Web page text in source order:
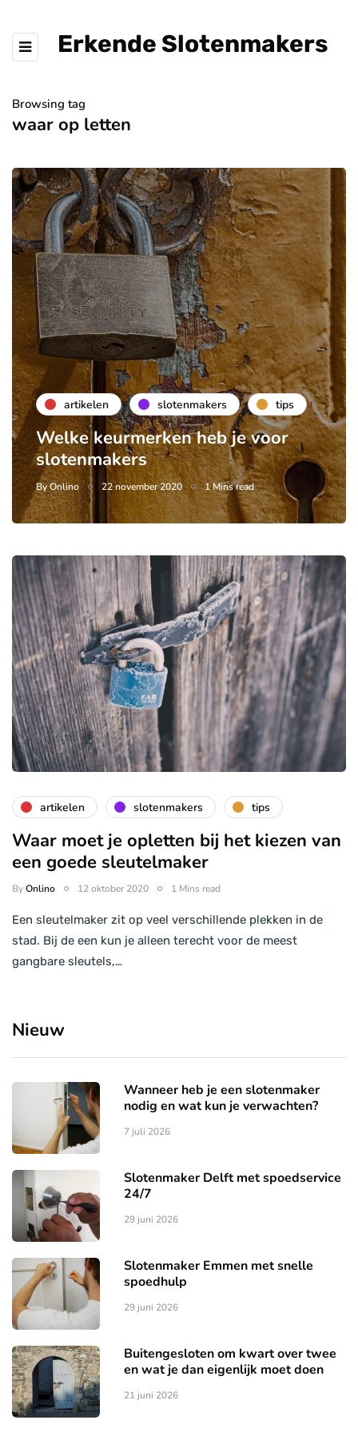
Erkende Slotenmakers
Browsing tag
waar op letten
artikelen slotenmakers tips
Welke keurmerken heb je voor
slotenmakers
ByOnlino 22 november 2020 1 Mins read
artikelen slotenmakers tips
Waar moet je opletten bij het kiezen van
een goede sleutelmaker
ByOnlino 12 oktober 2020 1 Mins read
Een sleutelmaker zit op veel verschillende plekken in de
stad. Bij de een kun je alleen terecht voor de meest
gangbare sleutels,…
Nieuw
Wanneer heb je een slotenmaker
nodig en wat kun je verwachten?
7 juli 2026
Slotenmaker Delft met spoedservice
24/7
29 juni 2026
Slotenmaker Emmen met snelle
spoedhulp
29 juni 2026
Buitengesloten om kwart over twee
en wat je dan eigenlijk moet doen
21 juni 2026